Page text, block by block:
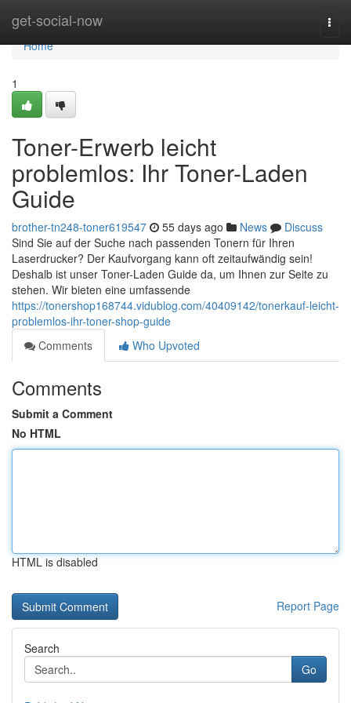
get-social-now
Home
Home
1
Toner-Erwerb leicht
problemlos: Ihr Toner-Laden
Guide
brother-tn248-toner619547 55 days ago News
Discuss
Sind Sie auf der Suche nach passenden Tonern für Ihren
Laserdrucker? Der Kaufvorgang kann oft zeitaufwändig sein!
Deshalb ist unser Toner-Laden Guide da, um Ihnen zur Seite zu
stehen. Wir bieten eine umfassende
https://tonershop168744.vidublog.com/40409142/tonerkauf-leicht-
problemlos-ihr-toner-shop-guide
Comments
Who Upvoted
Comments
Submit a Comment
No HTML
HTML is disabled
Report Page
Search
Go